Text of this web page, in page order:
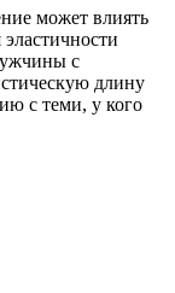
может влиять
с
длину
с теми, у кого